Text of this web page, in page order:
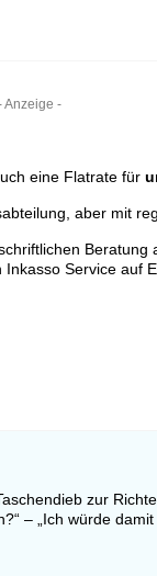
Anzeige -
eine Flatrate für
aber mit
Beratung
Service auf
zur
– „Ich würde